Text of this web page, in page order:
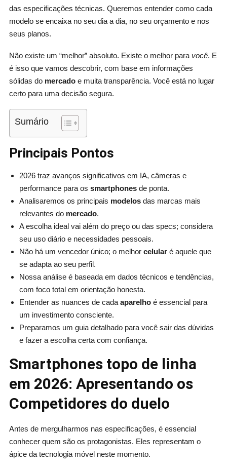
das especificações técnicas. Queremos entender como cada
modelo se encaixa no seu dia a dia, no seu orçamento e nos
seus planos.
Não existe um “melhor” absoluto. Existe o melhor para você. E
é isso que vamos descobrir, com base em informações
sólidas do mercadoe muita transparência. Você está no lugar
certo para uma decisão segura.
Sumário
Principais Pontos
2026 traz avanços significativos em IA, câmeras e
performance para os smartphonesde ponta.
Analisaremos os principais modelosdas marcas mais
relevantes do mercado.
A escolha ideal vai além do preço ou das specs; considera
seu uso diário e necessidades pessoais.
Não há um vencedor único; o melhor celularé aquele que
se adapta ao seu perfil.
Nossa análise é baseada em dados técnicos e tendências,
com foco total em orientação honesta.
Entender as nuances de cada aparelhoé essencial para
um investimento consciente.
Preparamos um guia detalhado para você sair das dúvidas
e fazer a escolha certa com confiança.
Smartphones topo de linha
em 2026: Apresentando os
Competidores do duelo
Antes de mergulharmos nas especificações, é essencial
conhecer quem são os protagonistas. Eles representam o
ápice da tecnologia móvel neste momento.